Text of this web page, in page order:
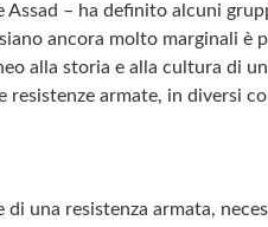
– ha definito alcuni
ancora molto marginali è
alla storia e alla cultura di
resistenze armate, in diversi
una resistenza armata,